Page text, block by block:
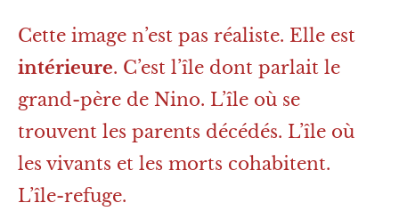
Cette image n’est pas réaliste. Elle est
intérieure. C’est l’île dont parlait le
grand-père de Nino. L’île où se
trouvent les parents décédés. L’île où
les vivants et les morts cohabitent.
L’île-refuge.